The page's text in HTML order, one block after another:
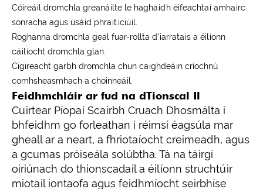
Cóireáil dromchla greanáilte le haghaidh éifeachtaí amhairc
sonracha agus úsáid phraiticiúil.
Roghanna dromchla geal fuar-rollta d'iarratais a éilíonn
cáilíocht dromchla glan.
Cigireacht garbh dromchla chun caighdeáin críochnú
comhsheasmhach a choinneáil.
Feidhmchláir ar fud na dTionscal Il
Cuirtear Píopaí Scairbh Cruach Dhosmálta i
bhfeidhm go forleathan i réimsí éagsúla mar
gheall ar a neart, a fhriotaíocht creimeadh, agus
a gcumas próiseála solúbtha. Tá na táirgí
oiriúnach do thionscadail a éilíonn struchtúir
miotail iontaofa agus feidhmíocht seirbhíse